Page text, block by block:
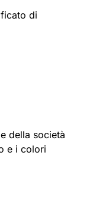
di
della società
e i colori